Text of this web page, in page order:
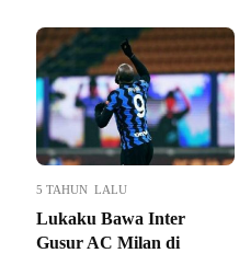
5 TAHUN LALU
Lukaku Bawa Inter
Gusur AC Milan di